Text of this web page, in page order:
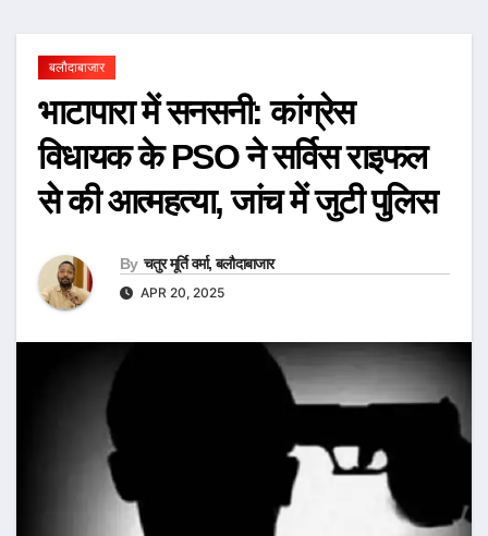
बलौदाबाजार
भाटापारा में सनसनी: कांग्रेस
विधायक के PSO ने सर्विस राइफल
से की आत्महत्या, जांच में जुटी पुलिस
By चतुर मूर्ति वर्मा, बलौदाबाजार
APR 20, 2025